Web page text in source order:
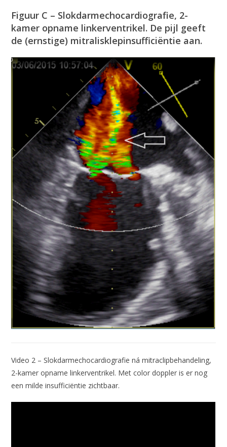
Figuur C – Slokdarmechocardiografie, 2-
kamer opname linkerventrikel. De pijl geeft
de (ernstige) mitralisklepinsufficiëntie aan.
Video 2 – Slokdarmechocardiografie ná mitraclipbehandeling,
2-kamer opname linkerventrikel. Met color doppler is er nog
een milde insufficiëntie zichtbaar.